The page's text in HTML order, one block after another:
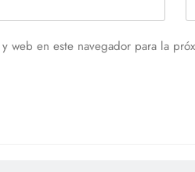
web en este navegador para la